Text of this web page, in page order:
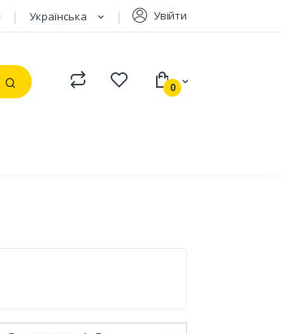
Українська Увійти
Пошук
Compare Watchlist
0